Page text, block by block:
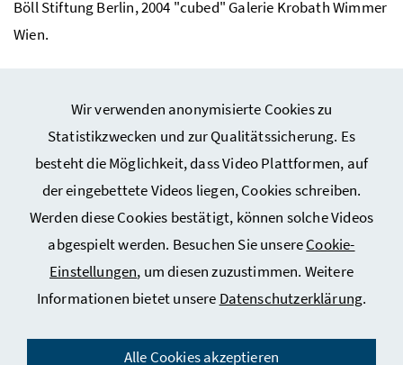
Wir verwenden anonymisierte Cookies zu
Statistikzwecken und zur Qualitätssicherung. Es
besteht die Möglichkeit, dass Video Plattformen, auf
der eingebettete Videos liegen, Cookies schreiben.
Werden diese Cookies bestätigt, können solche Videos
abgespielt werden. Besuchen Sie unsereCookie-
Einstellungen, um diesen zuzustimmen. Weitere
Informationen bietet unsere Datenschutzerklärung.
Alle Cookies akzeptieren
Böll Stiftung Berlin, 2004 "cubed" Galerie Krobath Wimmer
Wien.
Webseiten Kunst und Kultur
Service
Datenschutz